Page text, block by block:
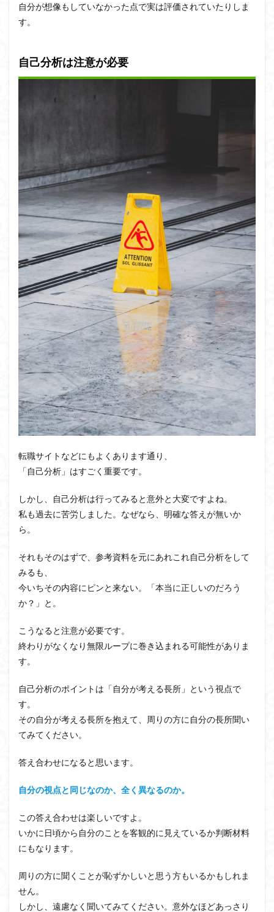
自分が想像もしていなかった点で実は評価されていたりしま
す。
自己分析は注意が必要
転職サイトなどにもよくあります通り、
「自己分析」はすごく重要です。
しかし、自己分析は行ってみると意外と大変ですよね。
私も過去に苦労しました。なぜなら、明確な答えが無いか
ら。
それもそのはずで、参考資料を元にあれこれ自己分析をして
みるも、
今いちその内容にピンと来ない。「本当に正しいのだろう
か？」と。
こうなると注意が必要です。
終わりがなくなり無限ループに巻き込まれる可能性がありま
す。
自己分析のポイントは「自分が考える長所」という視点で
す。
その自分が考える長所を抱えて、周りの方に自分の長所聞い
てみてください。
答え合わせになると思います。
自分の視点と同じなのか、全く異なるのか。
この答え合わせは楽しいですよ。
いかに日頃から自分のことを客観的に見えているか判断材料
にもなります。
周りの方に聞くことが恥ずかしいと思う方もいるかもしれま
せん。
しかし、遠慮なく聞いてみてください。意外なほどあっさり